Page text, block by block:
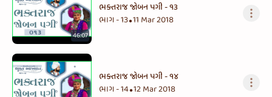
46:07
ભક્તરાજ જોબન પગી - ૧૩
ભાગ - 13•11 Mar 2018
ભક્તરાજ જોબન પગી - ૧૪
ભાગ - 14•12 Mar 2018